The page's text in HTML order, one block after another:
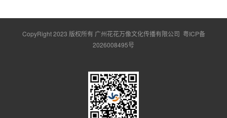
CopyRight 2023 版权所有 广州花花万像文化传播有限公司 粤ICP备
2026008495号